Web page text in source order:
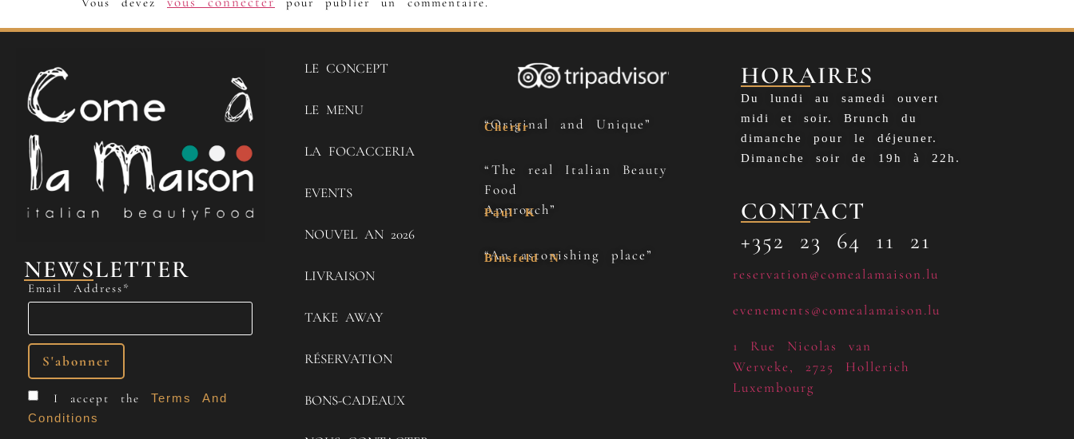
NEWSLETTER
Email Address*
I accept the Terms And
Conditions
LE CONCEPT
LE MENU
LA FOCACCERIA
EVENTS
NOUVEL AN 2026
LIVRAISON
TAKE AWAY
RÉSERVATION
BONS-CADEAUX
“Original and Unique”
Cherfr
“The real Italian Beauty
Food
Approach”
Paul K
“An astonishing place”
Binsfeld N
HORAIRES
Du lundi au samedi ouvert
midi et soir. Brunch du
dimanche pour le déjeuner.
Dimanche soir de 19h à 22h.
CONTACT
+352 23 64 11 21
reservation@comealamaison.lu
evenements@comealamaison.lu
1 Rue Nicolas van
Werveke, 2725 Hollerich
Luxembourg